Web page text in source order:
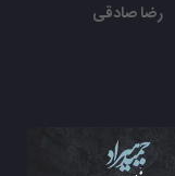
رضا صادقی